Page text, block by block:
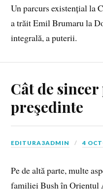
Un parcurs existențial la
a trăit Emil Brumaru la
integrală, a puterii.
Cât de
preşedinte
EDITURA3ADMIN 4
Pe de altă parte, multe
familiei Bush în Orientul